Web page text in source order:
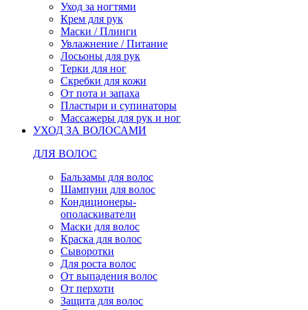
Уход за ногтями
Крем для рук
Маски / Плинги
Увлажнение / Питание
Лосьоны для рук
Терки для ног
Скребки для кожи
От пота и запаха
Пластыри и супинаторы
Массажеры для рук и ног
УХОД ЗА ВОЛОСАМИ
ДЛЯ ВОЛОС
Бальзамы для волос
Шампуни для волос
Кондиционеры-
ополаскиватели
Маски для волос
Краска для волос
Сыворотки
Для роста волос
От выпадения волос
От перхоти
Защита для волос